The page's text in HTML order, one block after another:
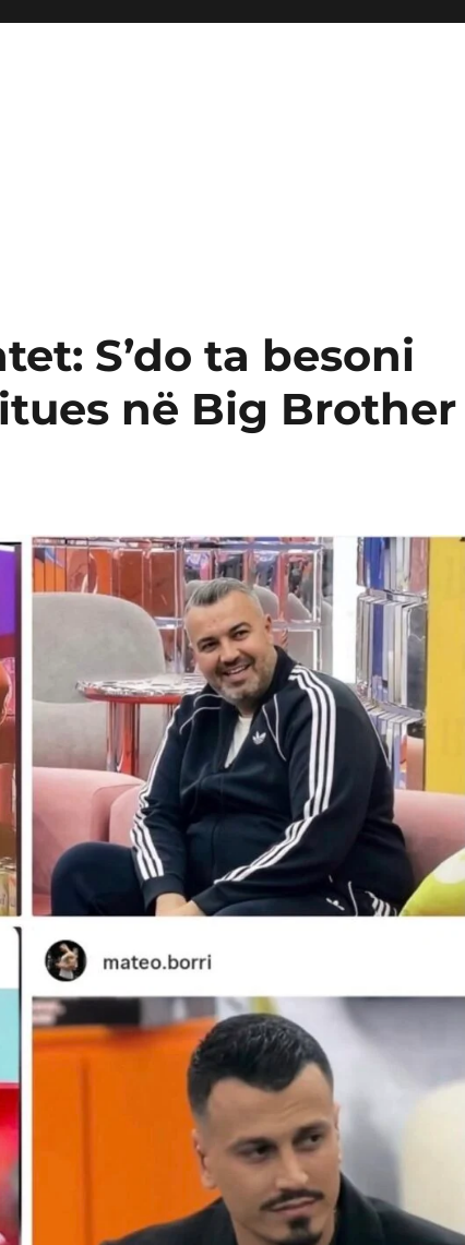
S’do ta besoni
në Big Brother